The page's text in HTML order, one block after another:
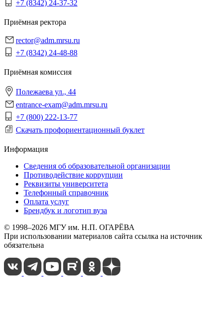
+7 (8342) 24-37-32
Приёмная ректора
rector@adm.mrsu.ru
+7 (8342) 24-48-88
Приёмная комиссия
Полежаева ул., 44
entrance-exam@adm.mrsu.ru
+7 (800) 222-13-77
Скачать профориентационный буклет
Информация
Сведения об образовательной организации
Противодействие коррупции
Реквизиты университета
Телефонный справочник
Оплата услуг
Брендбук и логотип вуза
© 1998–2026 МГУ им. Н.П. ОГАРЁВА
При использовании материалов сайта ссылка на источник
обязательна